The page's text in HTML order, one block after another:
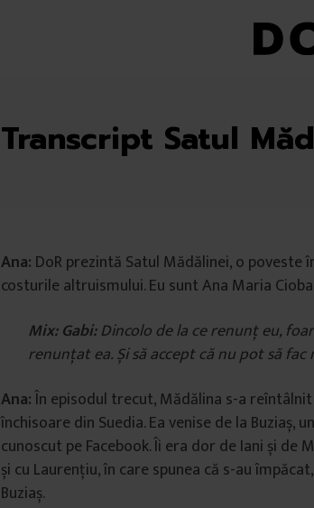
Transcript Satul
Ana: DoR prezintă Satul Mădălinei, o poveste
costurile altruismului. Eu sunt Ana Maria
Mix: Gabi: Dincolo de la ce renunț eu,
renunțat ea. Și să accept că nu pot să fac
Ana:În episodul trecut, Mădălina s-a
închisoare din Suedia. Ea venise de la Buziaș,
cunoscut pe Facebook. Îi era dor de Iani și de
și cu Laurențiu, în care spunea că s-au
Buziaș.